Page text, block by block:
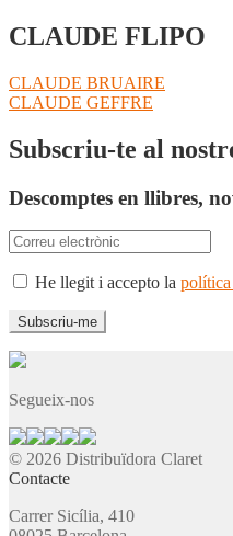
CLAUDE FLIPO
Navegació
d'entrades
Entrada
anterior:
CLAUDE BRUAIRE
Pròxima
CLAUDE GEFFRE
Subscriu-te al
Descomptes en llibres,
He llegit i accepto la
Segueix-nos
© 2026 Distribuïdora Claret
Contacte
Carrer Sicília, 410